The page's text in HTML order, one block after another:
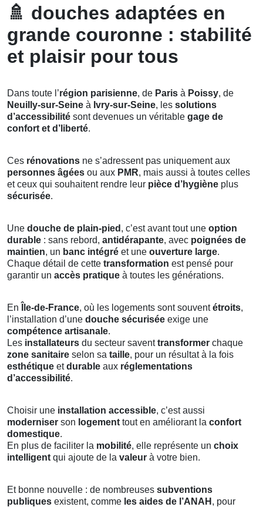
🚿 douches adaptées en
grande couronne : stabilité
et plaisir pour tous
Dans toute l’région parisienne, de Paris à Poissy, de
Neuilly-sur-Seine à Ivry-sur-Seine, les solutions
d’accessibilité sont devenues un véritable gage de
confort et d’liberté.
Ces rénovations ne s’adressent pas uniquement aux
personnes âgées ou aux PMR, mais aussi à toutes celles
et ceux qui souhaitent rendre leur pièce d’hygiène plus
sécurisée.
Une douche de plain-pied , c’est avant tout une option
durable : sans rebord, antidérapante, avec poignées de
maintien, un banc intégré et une ouverture large.
Chaque détail de cette transformation est pensé pour
garantir un accès pratique à toutes les générations.
En Île-de-France, où les logements sont souventétroits,
l’installation d’une douche sécurisée exige une
compétence artisanale.
Les installateurs du secteur saventtransformer chaque
zone sanitaire selon sa taille, pour un résultat à la fois
esthétique etdurable aux réglementations
d’accessibilité.
Choisir une installation accessible, c’est aussi
moderniser son logement tout en améliorant la confort
domestique.
En plus de faciliter la mobilité, elle représente un choix
intelligent qui ajoute de la valeur à votre bien.
Et bonne nouvelle : de nombreuses subventions
publiques existent, comme les aides de l’ANAH , pour